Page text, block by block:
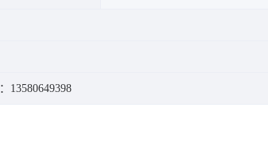
：13580649398